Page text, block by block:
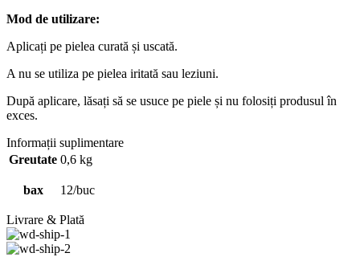
Mod de utilizare:
Aplicați pe pielea curată și uscată.
A nu se utiliza pe pielea iritată sau leziuni.
După aplicare, lăsați să se usuce pe piele și nu folosiți produsul în
exces.
Informații suplimentare
Greutate 0,6 kg
bax 12/buc
Livrare & Plată